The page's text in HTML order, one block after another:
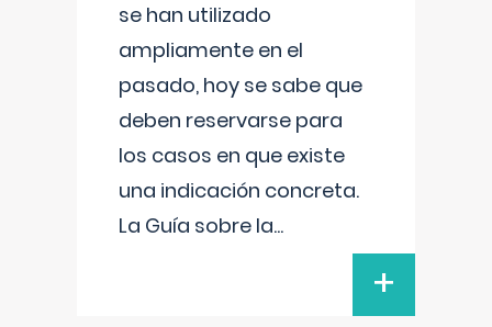
se han utilizado
ampliamente en el
pasado, hoy se sabe que
deben reservarse para
los casos en que existe
una indicación concreta.
La Guía sobre la...
+